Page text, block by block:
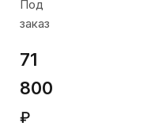
Под
заказ
71
800
₽